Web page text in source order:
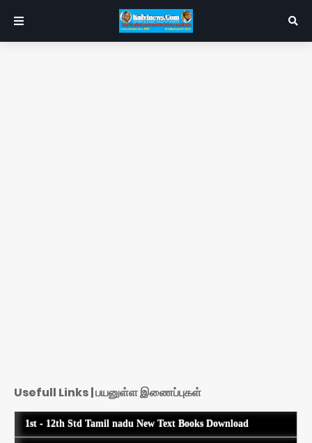
Usefull Links | பயனுள்ள இணைப்புகள்
1st - 12th Std Tamil nadu New Text Books Download